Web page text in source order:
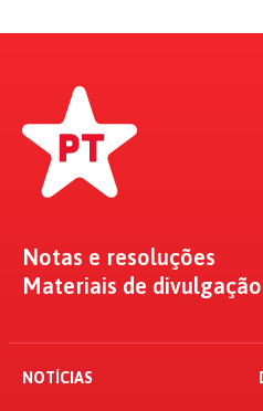
Notas e resoluções
Materiais de divulgação
NOTÍCIAS